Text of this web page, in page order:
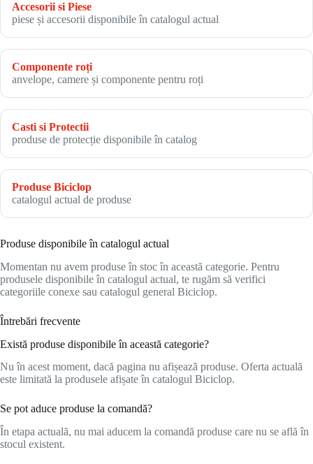
Accesorii si Piese
piese și accesorii disponibile în catalogul actual
Componente roți
anvelope, camere și componente pentru roți
Casti si Protectii
produse de protecție disponibile în catalog
Produse Biciclop
catalogul actual de produse
Produse disponibile în catalogul actual
Momentan nu avem produse în stoc în această categorie. Pentru
produsele disponibile în catalogul actual, te rugăm să verifici
categoriile conexe sau catalogul general Biciclop.
Întrebări frecvente
Există produse disponibile în această categorie?
Nu în acest moment, dacă pagina nu afișează produse. Oferta actuală
este limitată la produsele afișate în catalogul Biciclop.
Se pot aduce produse la comandă?
În etapa actuală, nu mai aducem la comandă produse care nu se află în
stocul existent.